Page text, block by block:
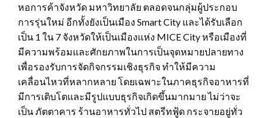
หอการค้าจังหวัด มหาวิทยาลัย ตลอดจนกลุ่มผู้ประกอบ
การรุ่นใหม่ อีกทั้งยังเป็นเมือง Smart City และได้รับเลือก
เป็น 1 ใน 7 จังหวัดให้เป็นเมืองแห่ง MICE City หรือเมืองที่
มีความพร้อมและศักยภาพในการเป็นจุดหมายปลายทาง
เพื่อรองรับการจัดกิจกรรมเชิงธุรกิจ ทำให้มีความ
เคลื่อนไหวที่หลากหลาย โดยเฉพาะในภาคธุรกิจอาหารที่
มีการเติบโตและมีรูปแบบธุรกิจเกิดขึ้นมากมาย ไม่ว่าจะ
เป็น ภัตตาคาร ร้านอาหารทั่วไป สตรีทฟู้ด กระจายอยู่ทั่ว